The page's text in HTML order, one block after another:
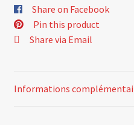
Share on Facebook
Pin this product
Share via Email
Informations